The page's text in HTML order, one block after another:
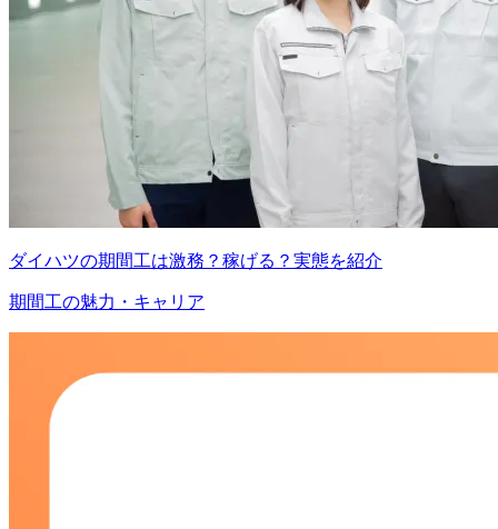
ダイハツの期間工は激務？稼げる？実態を紹介
期間工の魅力・キャリア